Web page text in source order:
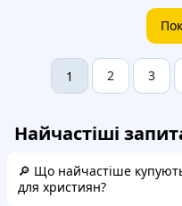
1 2 3
Найчастіші
🔎 Що найчастіше купують
для християн?